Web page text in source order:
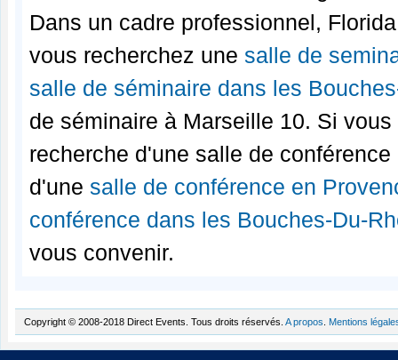
Dans un cadre professionnel,
vous recherchez une salle de
salle de séminaire dans les
de séminaire à Marseille 10. Si
recherche d'une salle de
d'une salle de conférence en
conférence dans les Bouches-Du-
vous convenir.
Copyright © 2008-2018 Direct Events. Tous droits réservés. A propos Mentions